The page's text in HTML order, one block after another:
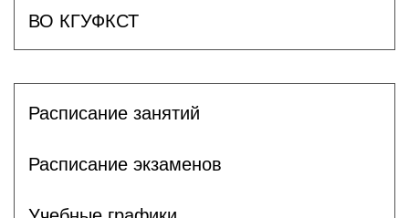
ВО КГУФКСТ
Расписание занятий
Расписание экзаменов